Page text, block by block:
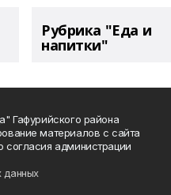
Рубрика "Еда и
напитки"
Гафурийского района
материалов с сайта
согласия администрации
данных